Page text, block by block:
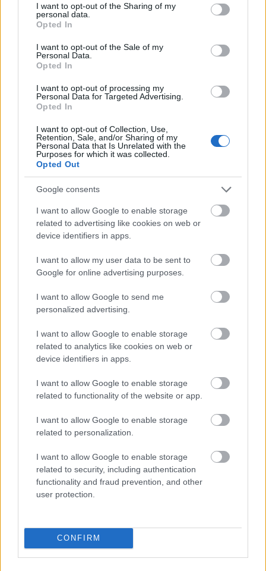
not limited to your visit or usage behaviour. You may click to
grant or deny consent to Google and its third-party tags to
use your data for below specified purposes in below Google
consent section.
I want to opt-out of the Sharing of my
personal data.
Opted In
I want to opt-out of the Sale of my
Personal Data.
Opted In
I want to opt-out of processing my
Personal Data for Targeted Advertising.
Opted In
I want to opt-out of Collection, Use,
Retention, Sale, and/or Sharing of my
Personal Data that Is Unrelated with the
Purposes for which it was collected.
Opted Out
Google consents
I want to allow Google to enable storage
related to advertising like cookies on web or
device identifiers in apps.
I want to allow my user data to be sent to
Google for online advertising purposes.
I want to allow Google to send me
personalized advertising.
I want to allow Google to enable storage
related to analytics like cookies on web or
device identifiers in apps.
I want to allow Google to enable storage
related to functionality of the website or app.
I want to allow Google to enable storage
related to personalization.
I want to allow Google to enable storage
related to security, including authentication
functionality and fraud prevention, and other
user protection.
CONFIRM
Megtiszteltetésnek tartják, hogy együtt
dolgozhatnak a szigetország védelmi erejével.
használatára, ha kell a csatatéren is. A kívánság
szerinti gyors nyomtatással a beszállítói lánc
A SPEE3D technológiáját világszerte több védelmi
erő használja. Ausztrália mellett az Egyesült
Államokban és az Egyesült Királyságban is végeztek
már helyszíni teszteket, például hogy hogyan megy
kritikus alkatrészek cseréje. Változatos
anyagpalettát használtak hozzá: alumínium 6061-et,
alumínium-bronzot, rezet, rozsdamentes acélt.
Az átfogó tréning mellett a rendszerek támogatása
és karbantartása is a szerződés része. A harctéri
gyakorlatok kiemelt jelentőségűek, mert csak így
tudnak meggyőződni, hogy a japán fegyveres erők
valóban elsajátították-e a gépek kezelését, vagy sem.
Ezekkel a gyakorlásokkal juthatnak el
Címkék:Japán fémnyomtatás katonai alkalmazások
atomreaktor extrém körülményeinek?